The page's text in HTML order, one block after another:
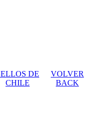
DE
CHILE
VOLVER
BACK